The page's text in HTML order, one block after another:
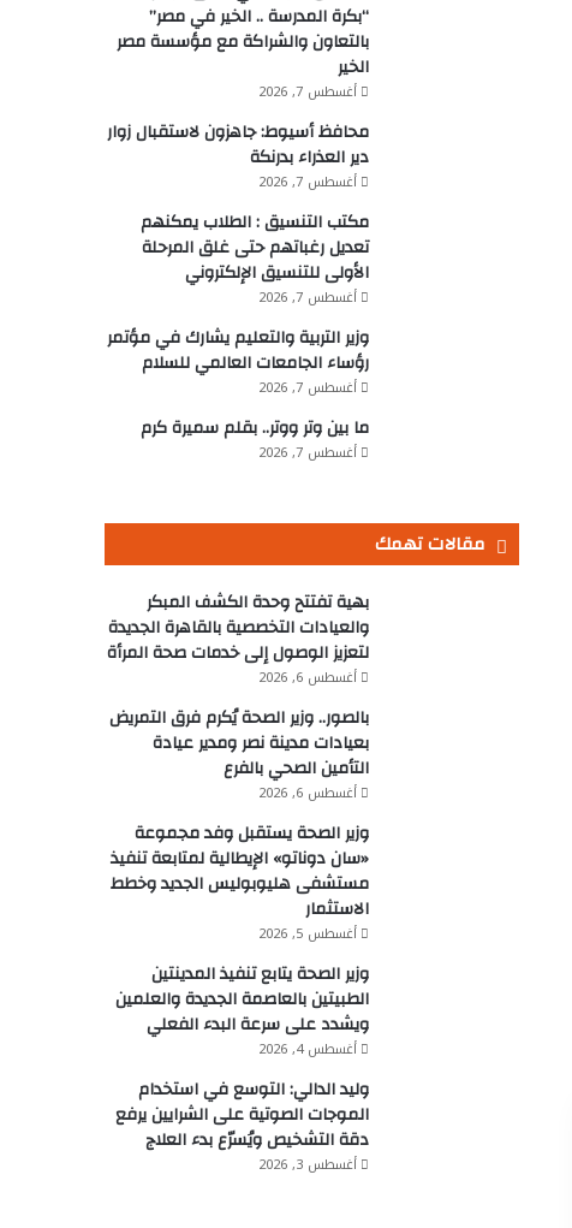
“بكرة المدرسة .. الخير في مصر”
بالتعاون والشراكة مع مؤسسة مصر
الخير
أغسطس 7, 2026
محافظ أسيوط: جاهزون لاستقبال زوار
دير العذراء بدرنكة
أغسطس 7, 2026
مكتب التنسيق : الطلاب يمكنهم
تعديل رغباتهم حتى غلق المرحلة
الأولى للتنسيق الإلكتروني
أغسطس 7, 2026
وزير التربية والتعليم يشارك في مؤتمر
رؤساء الجامعات العالمي للسلام
أغسطس 7, 2026
ما بين وتر ووتر.. بقلم سميرة كرم
أغسطس 7, 2026
مقالات تهمك
بهية تفتتح وحدة الكشف المبكر
والعيادات التخصصية بالقاهرة الجديدة
لتعزيز الوصول إلى خدمات صحة المرأة
أغسطس 6, 2026
بالصور.. وزير الصحة يُكرم فرق التمريض
بعيادات مدينة نصر ومدير عيادة
التأمين الصحي بالفرع
أغسطس 6, 2026
وزير الصحة يستقبل وفد مجموعة
«سان دوناتو» الإيطالية لمتابعة تنفيذ
مستشفى هليوبوليس الجديد وخطط
الاستثمار
أغسطس 5, 2026
وزير الصحة يتابع تنفيذ المدينتين
الطبيتين بالعاصمة الجديدة والعلمين
ويشدد على سرعة البدء الفعلي
أغسطس 4, 2026
وليد الدالي: التوسع في استخدام
الموجات الصوتية على الشرايين يرفع
دقة التشخيص ويُسرّع بدء العلاج
أغسطس 3, 2026